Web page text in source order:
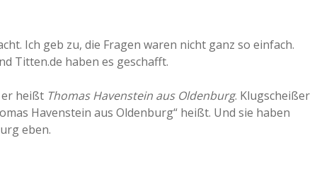
n
e
r
Ich geb zu, die Fragen waren nicht ganz so einfach.
Titten.de haben es geschafft.
er heißt Thomas Havenstein aus Oldenburg. Klugscheißer
Havenstein aus Oldenburg“ heißt. Und sie haben
eben.